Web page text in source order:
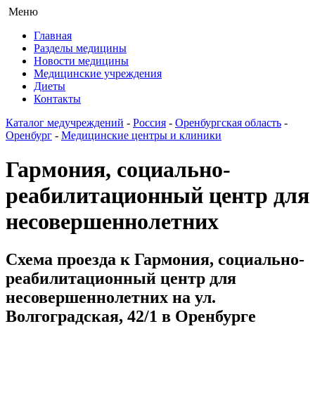
Меню
Главная
Разделы медицины
Новости медицины
Медицинские учреждения
Диеты
Контакты
Каталог медучреждений - Россия - Оренбургская область -
Оренбург - Медицинские центры и клиники
Гармония, социально-
реабилитационный центр для
несовершеннолетних
Схема проезда к Гармония, социально-
реабилитационный центр для
несовершеннолетних на ул.
Волгоградская, 42/1 в Оренбурге